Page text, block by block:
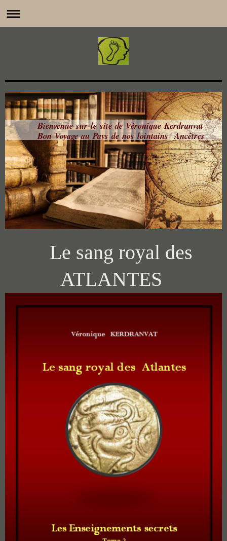
Bienvenue sur le site de Véronique Kerdranvat
Bon Voyage au Pays de nos lointains Ancêtres
Le sang royal des
ATLANTES